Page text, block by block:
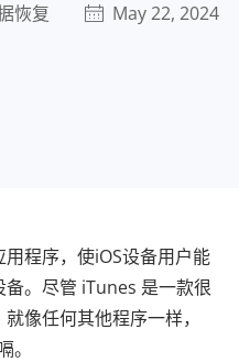
恢复 May 22, 2024
程序，使iOS设备用户能
。尽管 iTunes 是一款很
像任何其他程序一样，
。